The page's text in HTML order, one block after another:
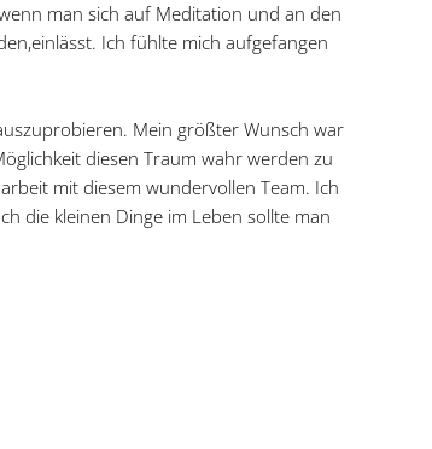
man sich auf Meditation und an den
Ich fühlte mich aufgefangen
Mein größter Wunsch war
diesen Traum wahr werden zu
mit diesem wundervollen Team. Ich
die kleinen Dinge im Leben sollte man